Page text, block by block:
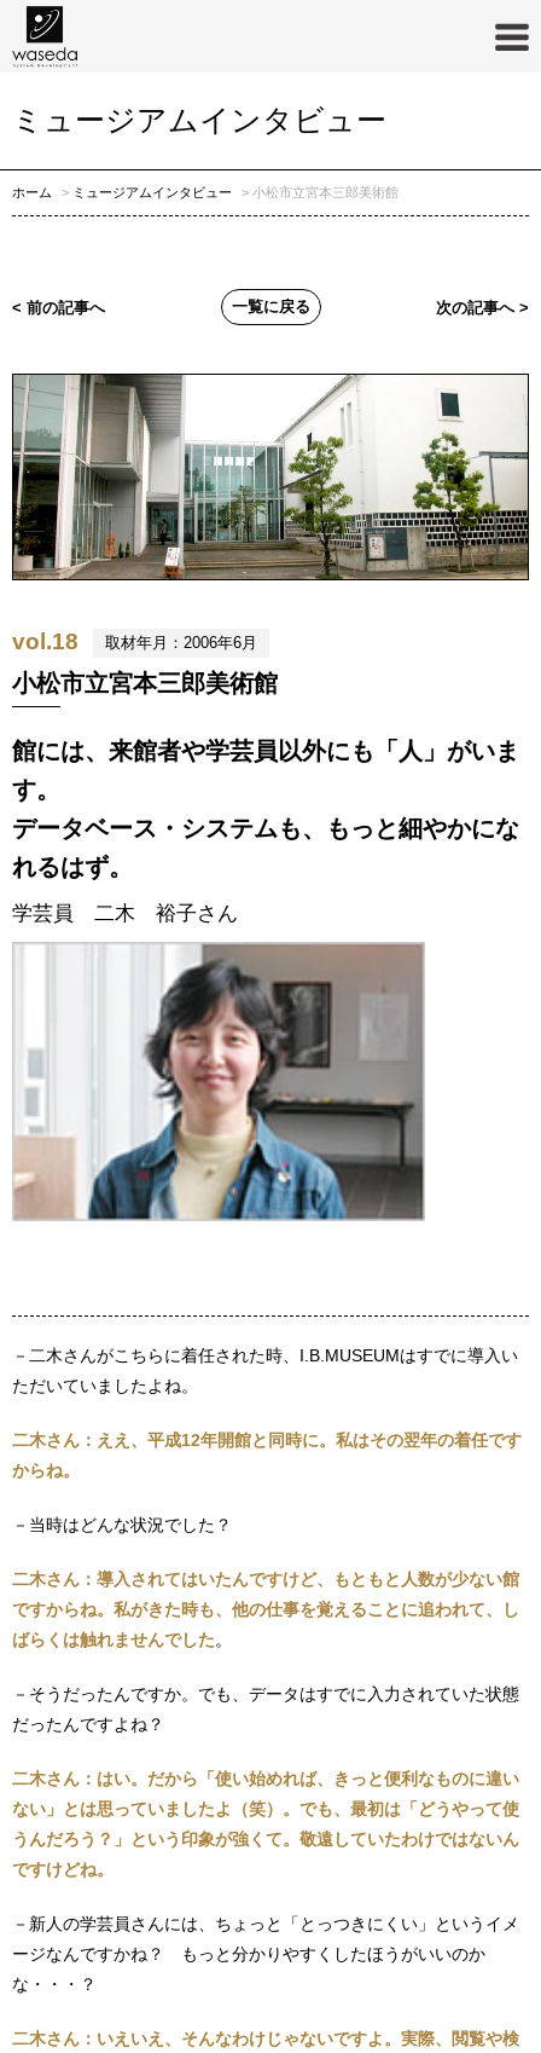
ミュージアムインタビュー
ホーム ミュージアムインタビュー 小松市立宮本三郎美術館
< 前の記事へ 一覧に戻る 次の記事へ >
vol.18 取材年月：2006年6月
小松市立宮本三郎美術館
館には、来館者や学芸員以外にも「人」がいま
す。
データベース・システムも、もっと細やかにな
れるはず。
学芸員 二木 裕子さん
－二木さんがこちらに着任された時、I.B.MUSEUMはすでに導入い
ただいていましたよね。
二木さん：ええ、平成12年開館と同時に。私はその翌年の着任です
からね。
－当時はどんな状況でした？
二木さん：導入されてはいたんですけど、もともと人数が少ない館
ですからね。私がきた時も、他の仕事を覚えることに追われて、し
ばらくは触れませんでした。
－そうだったんですか。でも、データはすでに入力されていた状態
だったんですよね？
二木さん：はい。だから「使い始めれば、きっと便利なものに違い
ない」とは思っていましたよ（笑）。でも、最初は「どうやって使
うんだろう？」という印象が強くて。敬遠していたわけではないん
ですけどね。
－新人の学芸員さんには、ちょっと「とっつきにくい」というイメ
ージなんですかね？ もっと分かりやすくしたほうがいいのか
な・・・？
二木さん：いえいえ、そんなわけじゃないですよ。実際、閲覧や検